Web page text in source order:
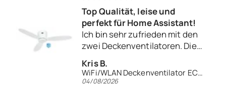
Top Qualität, leise und
perfekt für Home Assistant!
Ich bin sehr zufrieden mit den
zwei Deckenventilatoren. Die
Verarbeitungsqualität ist
hervorragend und die
Ventilatoren laufen
WiFi/WLAN Deckenventilator ECO PLANO II 132 WiFi
04/08/2026